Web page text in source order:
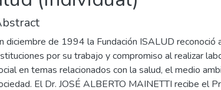
diciembre de 1994 la Fundación ISALUD reconoció
por su trabajo y compromiso al realizar
en temas relacionados con la salud, el medio
El Dr. JOSÉ ALBERTO MAINETTI recibe el